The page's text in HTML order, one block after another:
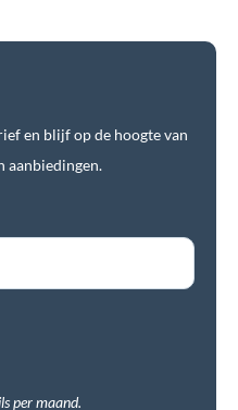
en blijf op de hoogte van
aanbiedingen.
per maand.